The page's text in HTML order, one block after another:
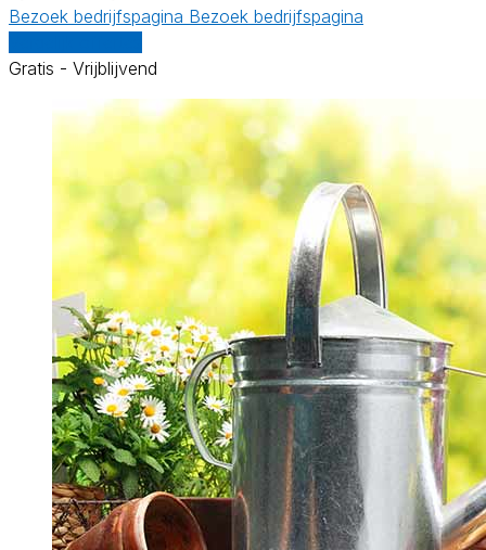
Bezoek bedrijfspagina Bezoek bedrijfspagina
Gratis - Vrijblijvend